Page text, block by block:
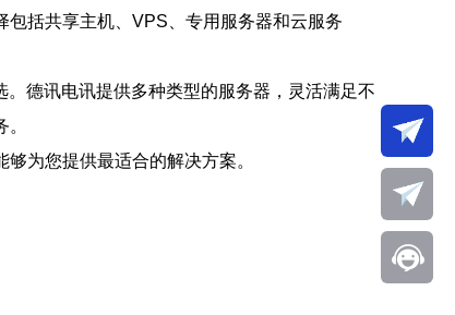
括共享主机、VPS、专用服务器和云服务
德讯电讯提供多种类型的服务器，灵活满足不
为您提供最适合的解决方案。